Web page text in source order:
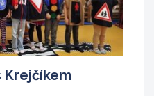
Krejčíkem